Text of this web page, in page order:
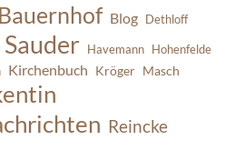
Bauernhof Blog Dethloff
Havemann Hohenfelde
Kirchenbuch Kröger Masch
Reincke